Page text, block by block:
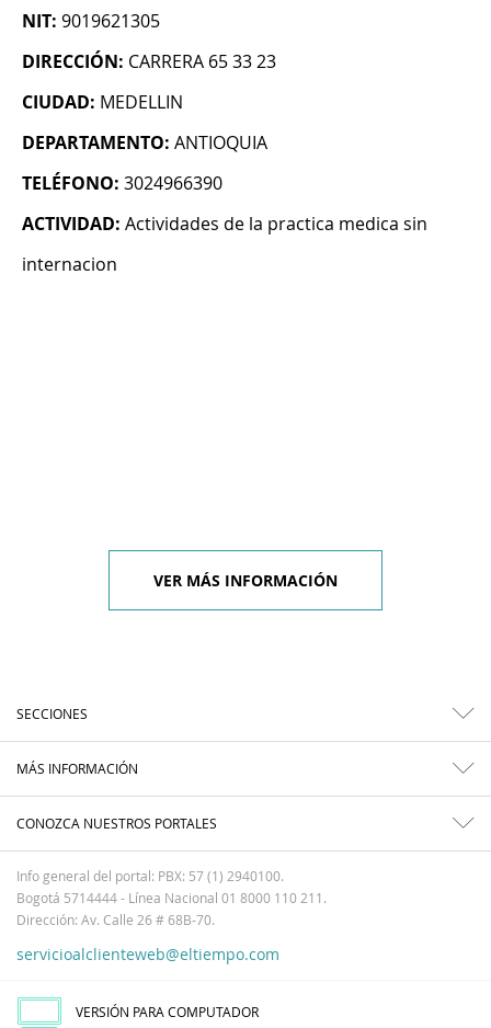
NIT: 9019621305
DIRECCIÓN: CARRERA 65 33 23
CIUDAD: MEDELLIN
DEPARTAMENTO: ANTIOQUIA
TELÉFONO: 3024966390
ACTIVIDAD: Actividades de la practica medica sin
internacion
VER MÁS INFORMACIÓN
SECCIONES
MÁS INFORMACIÓN
CONOZCA NUESTROS PORTALES
Info general del portal: PBX: 57 (1) 2940100.
Bogotá 5714444 - Línea Nacional 01 8000 110 211.
Dirección: Av. Calle 26 # 68B-70.
servicioalclienteweb@eltiempo.com
VERSIÓN PARA COMPUTADOR